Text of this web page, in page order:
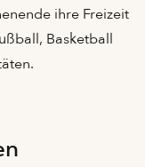
ihre Freizeit
Basketball